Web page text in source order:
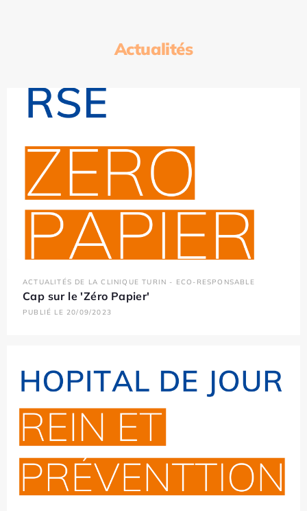
Actualités
ACTUALITÉS DE LA CLINIQUE TURIN - ECO-RESPONSABLE
Cap sur le 'Zéro Papier'
PUBLIÉ LE 20/09/2023